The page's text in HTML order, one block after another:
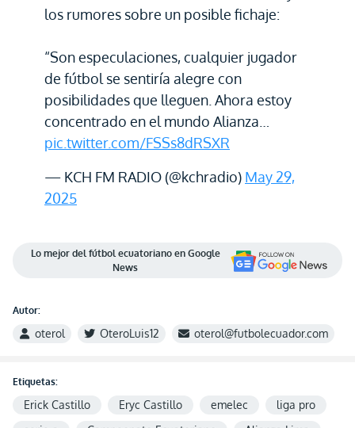
los rumores sobre un posible fichaje:
“Son especulaciones, cualquier jugador
de fútbol se sentiría alegre con
posibilidades que lleguen. Ahora estoy
concentrado en el mundo Alianza…
pic.twitter.com/FSSs8dRSXR
— KCH FM RADIO (@kchradio) May 29,
2025
Lo mejor del fútbol ecuatoriano en Google
News
Autor:
oterol OteroLuis12 oterol@futbolecuador.com
Etiquetas:
Erick Castillo Eryc Castillo emelec
liga pro